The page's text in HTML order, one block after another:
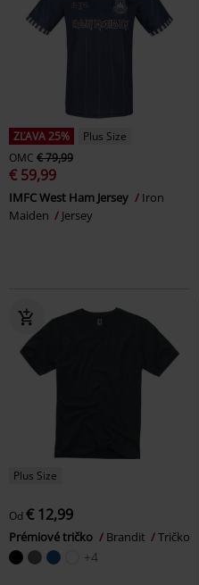
ZĽAVA 25%
Plus Size
OMC € 79,99
€ 59,99
IMFC West Ham Jersey
Iron
Maiden
Jersey
Plus Size
Od € 12,99
Prémiové tričko Brandit Tričko
+4